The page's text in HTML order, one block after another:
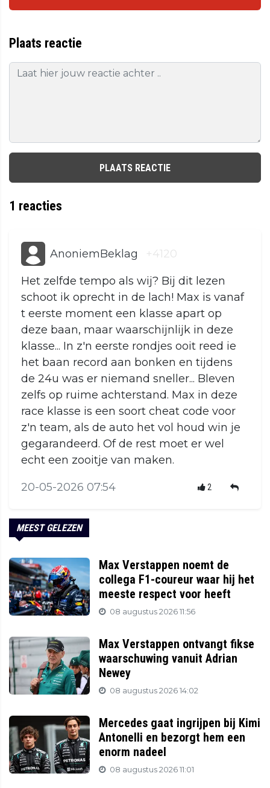
Plaats reactie
PLAATS REACTIE
1 reacties
AnoniemBeklag +4120
Het zelfde tempo als wij? Bij dit lezen
schoot ik oprecht in de lach! Max is vanaf
t eerste moment een klasse apart op
deze baan, maar waarschijnlijk in deze
klasse... In z'n eerste rondjes ooit reed ie
het baan record aan bonken en tijdens
de 24u was er niemand sneller... Bleven
zelfs op ruime achterstand. Max in deze
race klasse is een soort cheat code voor
z'n team, als de auto het vol houd win je
gegarandeerd. Of de rest moet er wel
echt een zooitje van maken.
20-05-2026 07:54 2
MEEST GELEZEN
Max Verstappen noemt de
collega F1-coureur waar hij het
meeste respect voor heeft
08 augustus 2026 11:56
Max Verstappen ontvangt fikse
waarschuwing vanuit Adrian
Newey
08 augustus 2026 14:02
Mercedes gaat ingrijpen bij Kimi
Antonelli en bezorgt hem een
enorm nadeel
08 augustus 2026 11:01